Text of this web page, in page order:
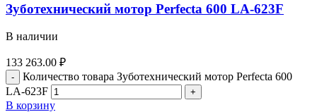
Зуботехнический мотор Perfecta 600 LA-623F
В наличии
133 263.00 ₽
Количество товара Зуботехнический мотор Perfecta 600
LA-623F
В корзину